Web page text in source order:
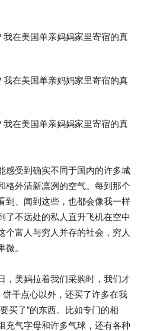
感受到确实不同于国内的许多城
格外清新凛冽的空气。每到那个
到、闻到这些，也都会像我一样
了不远处的私人直升飞机在空中
个富人与穷人并存的社会，穷人
。
，美妈拉着我们采购时，我们才
饼干点心以外，还买了许多在我
买了”的东西。比如专门的相
充气字母和许多气球，还有各种